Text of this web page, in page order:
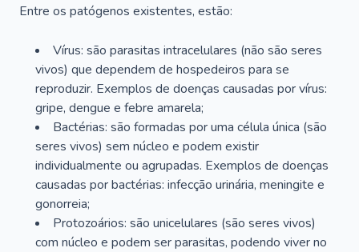
Entre os patógenos existentes, estão:
Vírus: são parasitas intracelulares (não são seres
vivos) que dependem de hospedeiros para se
reproduzir. Exemplos de doenças causadas por vírus:
gripe, dengue e febre amarela;
Bactérias: são formadas por uma célula única (são
seres vivos) sem núcleo e podem existir
individualmente ou agrupadas. Exemplos de doenças
causadas por bactérias: infecção urinária, meningite e
gonorreia;
Protozoários: são unicelulares (são seres vivos)
com núcleo e podem ser parasitas, podendo viver no